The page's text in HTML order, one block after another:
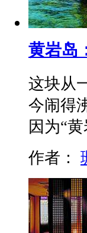
黄岩岛
这块从
今闹得
因为“
作者：